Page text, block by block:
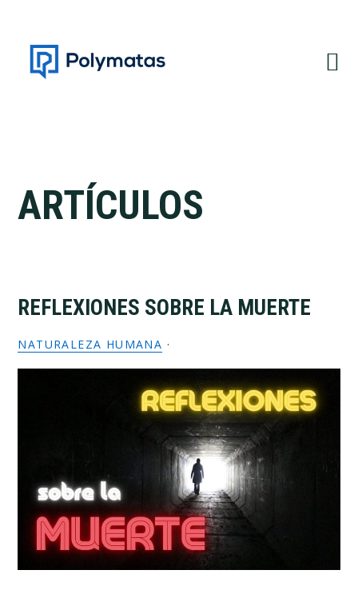
navegación
contenido
principal
ARTÍCULOS
REFLEXIONES SOBRE LA MUERTE
NATURALEZA HUMANA ·